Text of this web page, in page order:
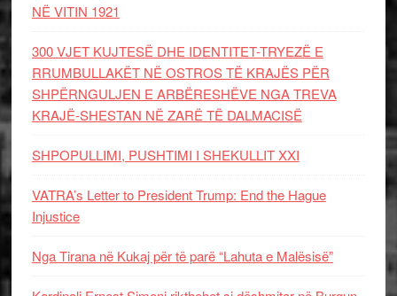
NË VITIN 1921
300 VJET KUJTESË DHE IDENTITET-TRYEZË E
RRUMBULLAKËT NË OSTROS TË KRAJËS PËR
SHPËRNGULJEN E ARBËRESHËVE NGA TREVA
KRAJË-SHESTAN NË ZARË TË DALMACISË
SHPOPULLIMI, PUSHTIMI I SHEKULLIT XXI
VATRA’s Letter to President Trump: End the Hague
Injustice
Nga Tirana në Kukaj për të parë “Lahuta e Malësisë”